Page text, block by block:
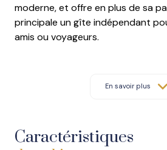
moderne, et offre en plus de sa
principale un gîte indépendant
amis ou voyageurs.
lumineuse orientée Sud, et une
avec WC.
En savoir plus
Caractéristiques